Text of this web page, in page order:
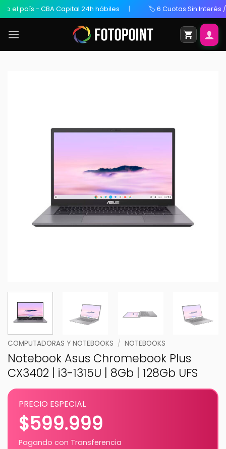
país - CBA Capital 24h hábiles 🏷️ 6 Cuotas Sin Interés /
COMPUTADORAS Y NOTEBOOKS / NOTEBOOKS
Notebook Asus Chromebook Plus
CX3402 | i3-1315U | 8Gb | 128Gb UFS
PRECIO ESPECIAL
$599.999
Pagando con Transferencia